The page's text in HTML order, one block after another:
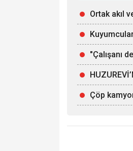
Ortak akıl
"Çalışanı
Çöp